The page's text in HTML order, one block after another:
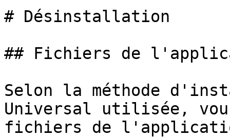
# Désinstallation
## Fichiers de
Selon la méthode
Universal utilisée,
fichiers de